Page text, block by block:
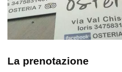
La prenotazione